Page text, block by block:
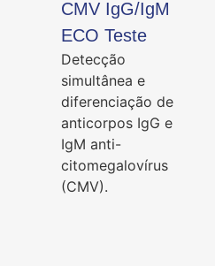
CMV IgG/IgM
ECO Teste
Detecção
simultânea e
diferenciação de
anticorpos IgG e
IgM anti-
citomegalovírus
(CMV).